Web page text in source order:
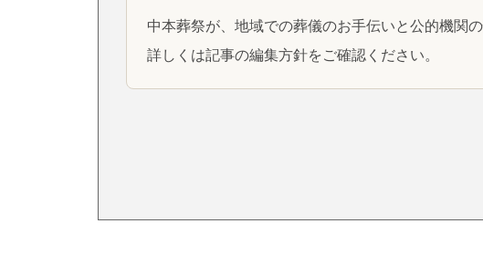
中本葬祭が、地域での葬儀のお手伝いと公的機関
詳しくは記事の編集方針をご確認ください。